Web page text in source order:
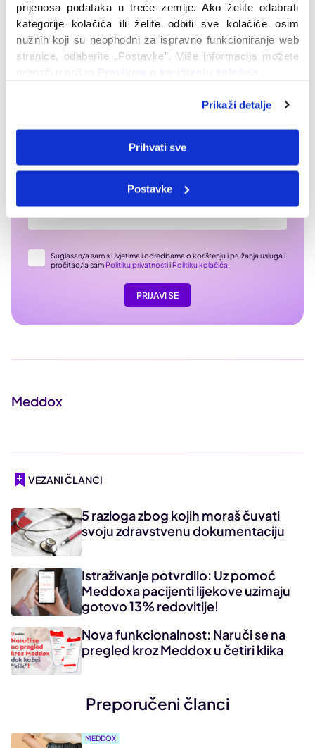
prijenosa podataka u treće zemlje. Ako želite odabrati
kategorije kolačića ili želite odbiti sve kolačiće osim
nužnih koji su neophodni za ispravno funkcioniranje web
stranice, odaberite „Postavke”. Više informacija možete
Prikaži detalje
Prihvati sve
Postavke
Prijavi se na naš newsletter i doznaj kako
možeš unaprijediti svoje zdravlje
Suglasan/a sam s Uvjetima i odredbama o korištenju i pružanja usluga i
pročitao/la sam Politiku privatnostii Politiku kolačića
PRIJAVI SE
Meddox
VEZANI ČLANCI
5 razloga zbog kojih moraš čuvati
svoju zdravstvenu dokumentaciju
Istraživanje potvrdilo: Uz pomoć
Meddoxa pacijenti lijekove uzimaju
gotovo 13% redovitije!
Nova funkcionalnost: Naruči se na
pregled kroz Meddox u četiri klika
Preporučeni članci
MEDDOX